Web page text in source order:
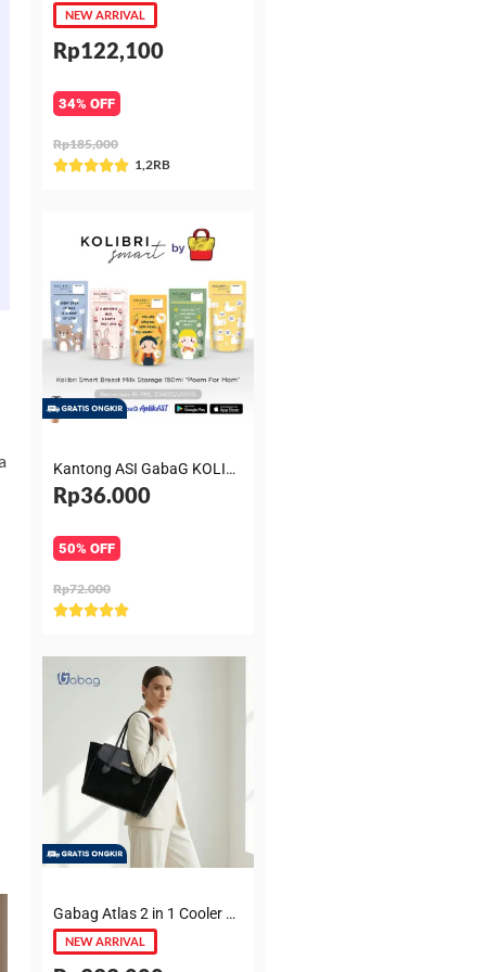
NEW ARRIVAL
Rp122,100
34% OFF
Rp185,000
Rated
of
1,2RB
Kantong ASI GabaG KOLIBRI KASIP 150 ml Poem for Mom
Rp36.000
50% OFF
Rp72.000
Rated
5
Gabag Atlas 2 in 1 Cooler & Diaper Bag Premium Suede – Tas bayi + Thermal pouch 20 Jam, Leakproof, Garansi 6 Bulan
NEW ARRIVAL